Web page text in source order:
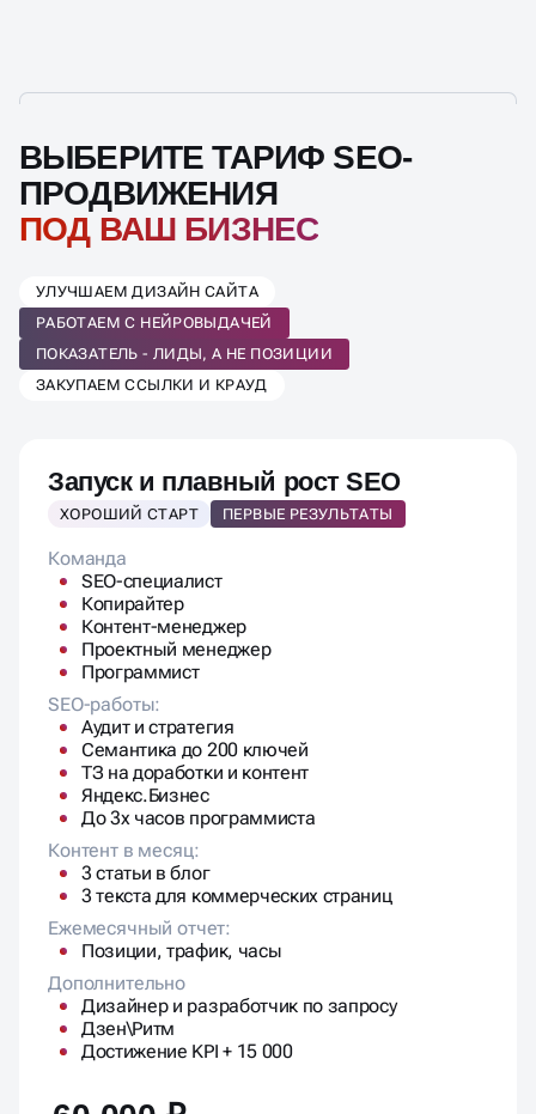
ПРОДВИЖЕНИЯ
ПОД ВАШ БИЗНЕС
УЛУЧШАЕМ ДИЗАЙН САЙТА
РАБОТАЕМ С НЕЙРОВЫДАЧЕЙ
ЗАКУПАЕМ ССЫЛКИ И КРАУД
Запуск и плавный рост SEO
SEO-специалист
Копирайтер
Контент-менеджер
Проектный менеджер
Программист
SEO-работы:
Аудит и стратегия
Семантика до 200 ключей
ТЗ на доработки и контент
Яндекс.Бизнес
До 3х часов программиста
Контент в месяц:
3 статьи в блог
3 текста для коммерческих страниц
Ежемесячный отчет:
Позиции, трафик, часы
Дополнительно
Дизайнер и разработчик по запросу
Дзен\Ритм
Достижение KPI + 15 000
60 000 ₽
Результаты через 6-9 месяцев